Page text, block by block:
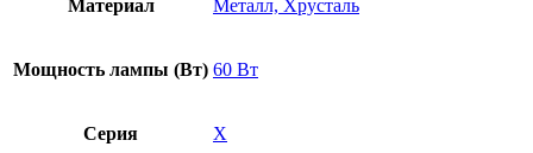
Материал Металл, Хрусталь
Мощность лампы (Вт) 60 Вт
Серия X